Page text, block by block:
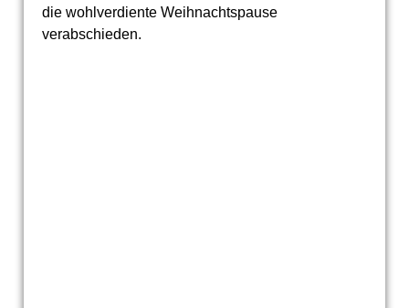
die wohlverdiente Weihnachtspause
verabschieden.